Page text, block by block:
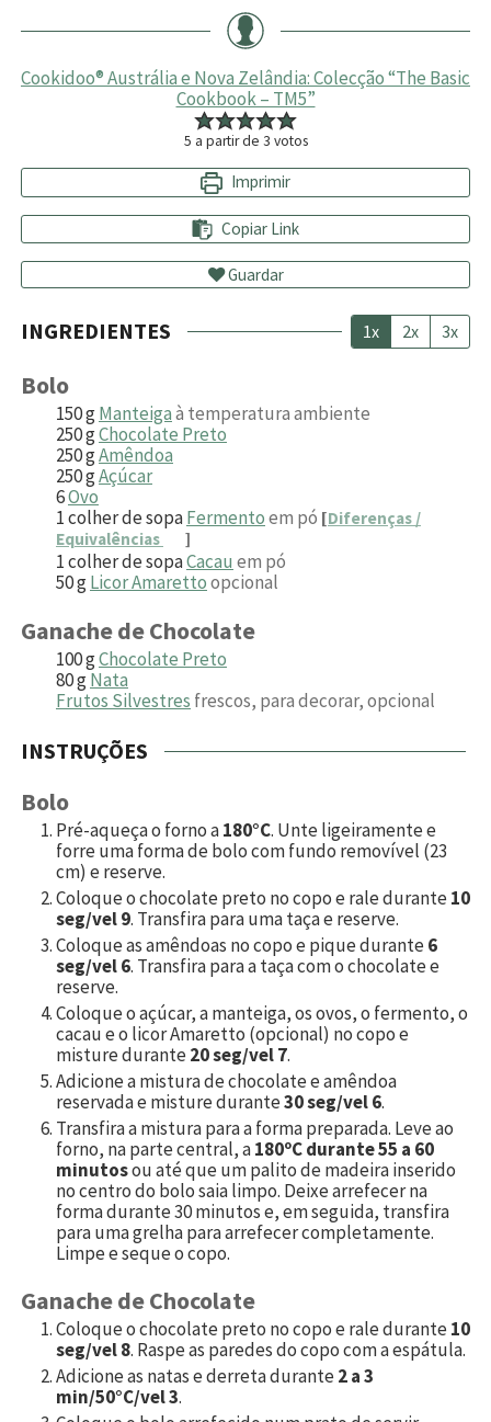
Cookidoo® Austrália e Nova Zelândia: Colecção “The Basic
Cookbook – TM5”
5 a partir de 3 votos
Imprimir
Copiar Link
Guardar
INGREDIENTES 1x 2x 3x
Bolo
150gManteigaà temperatura ambiente
250gChocolate Preto
250gAmêndoa
250gAçúcar
6Ovo
1colher de sopaFermentoem pó [Diferenças /
Equivalências
]
1colher de sopaCacau em pó
50gLicor Amarettoopcional
Ganache de Chocolate
100gChocolate Preto
80gNata
Frutos Silvestres frescos, para decorar, opcional
INSTRUÇÕES
Bolo
Pré-aqueça o forno a180°C. Unte ligeiramente e
forre uma forma de bolo com fundo removível (23
cm) e reserve.
Coloque o chocolate preto no copo e rale durante10
seg/vel 9. Transfira para uma taça e reserve.
Coloque as amêndoas no copo e pique durante6
seg/vel 6. Transfira para a taça com o chocolate e
reserve.
Coloque o açúcar, a manteiga, os ovos, o fermento, o
cacau e o licor Amaretto (opcional) no copo e
misture durante20 seg/vel 7.
Adicione a mistura de chocolate e amêndoa
reservada e misture durante30 seg/vel 6.
Transfira a mistura para a forma preparada. Leve ao
forno, na parte central, a180ºC durante 55 a 60
minutosou até que um palito de madeira inserido
no centro do bolo saia limpo. Deixe arrefecer na
forma durante 30 minutos e, em seguida, transfira
para uma grelha para arrefecer completamente.
Limpe e seque o copo.
Ganache de Chocolate
Coloque o chocolate preto no copo e rale durante10
seg/vel 8. Raspe as paredes do copo com a espátula.
Adicione as natas e derreta durante2 a 3
min/50°C/vel 3.